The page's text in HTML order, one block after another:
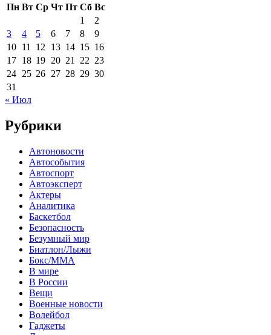
Пн Вт Ср Чт Пт Сб Вс
1
2
3
4 5 6 7 8
9
10 11 12 13 14 15 16
17 18 19 20 21 22 23
24 25 26 27 28 29 30
31
« Июл
Рубрики
Автоновости
Автособытия
Автоспорт
Автоэксперт
Актеры
Аналитика
Баскетбол
Безопасность
Безумный мир
Биатлон/Лыжи
Бокс/MMA
В мире
В России
Вещи
Военные новости
Волейбол
Гаджеты